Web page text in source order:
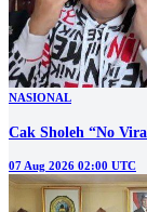
NASIONAL
Cak Sholeh “No
07 Aug 2026 02:00 UTC